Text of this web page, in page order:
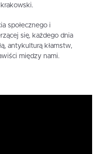
społecznego i
się, każdego dnia
antykulturą kłamstw,
między nami.